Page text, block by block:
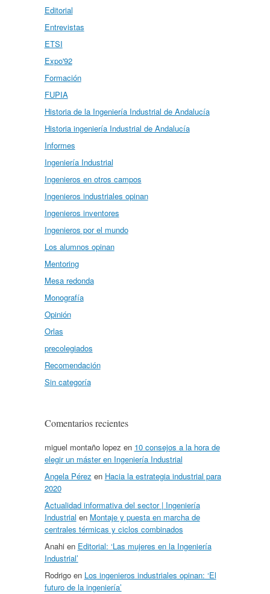
Editorial
Entrevistas
ETSI
Expo'92
Formación
FUPIA
Historia de la Ingeniería Industrial de Andalucía
Historia ingeniería Industrial de Andalucía
Informes
Ingeniería Industrial
Ingenieros en otros campos
Ingenieros industriales opinan
Ingenieros inventores
Ingenieros por el mundo
Los alumnos opinan
Mentoring
Mesa redonda
Monografía
Opinión
Orlas
precolegiados
Recomendación
Sin categoría
Comentarios recientes
miguel montaño lopez en 10 consejos a la hora de
elegir un máster en Ingeniería Industrial
Angela Pérez en Hacia la estrategia industrial para
2020
Actualidad informativa del sector | Ingeniería
Industrial en Montaje y puesta en marcha de
centrales térmicas y ciclos combinados
Anahi en Editorial: ‘Las mujeres en la Ingeniería
Industrial’
Rodrigoen Los ingenieros industriales opinan: ‘El
futuro de la ingeniería’